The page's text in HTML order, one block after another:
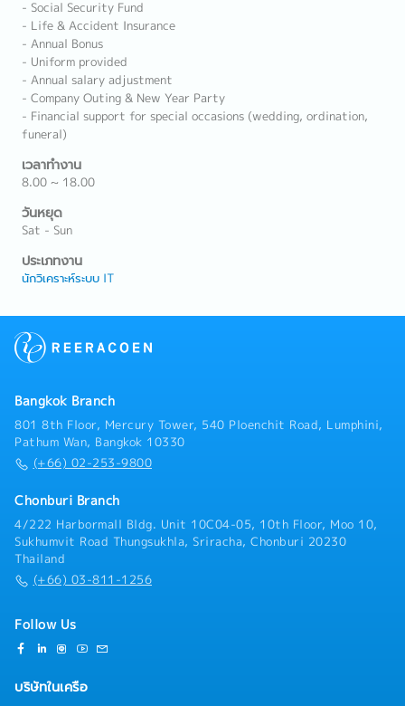
- Social Security Fund
- Life & Accident Insurance
- Annual Bonus
- Uniform provided
- Annual salary adjustment
- Company Outing & New Year Party
- Financial support for special occasions (wedding, ordination,
funeral)
เวลาทำงาน
8.00 ~ 18.00
วันหยุด
Sat - Sun
ประเภทงาน
นักวิเคราะห์ระบบ IT
Bangkok Branch
801 8th Floor, Mercury Tower, 540 Ploenchit Road, Lumphini,
Pathum Wan, Bangkok 10330
(+66) 02-253-9800
Chonburi Branch
4/222 Harbormall Bldg. Unit 10C04-05, 10th Floor, Moo 10,
Sukhumvit Road Thungsukhla, Sriracha, Chonburi 20230
Thailand
(+66) 03-811-1256
Follow Us
บริษัทในเครือ